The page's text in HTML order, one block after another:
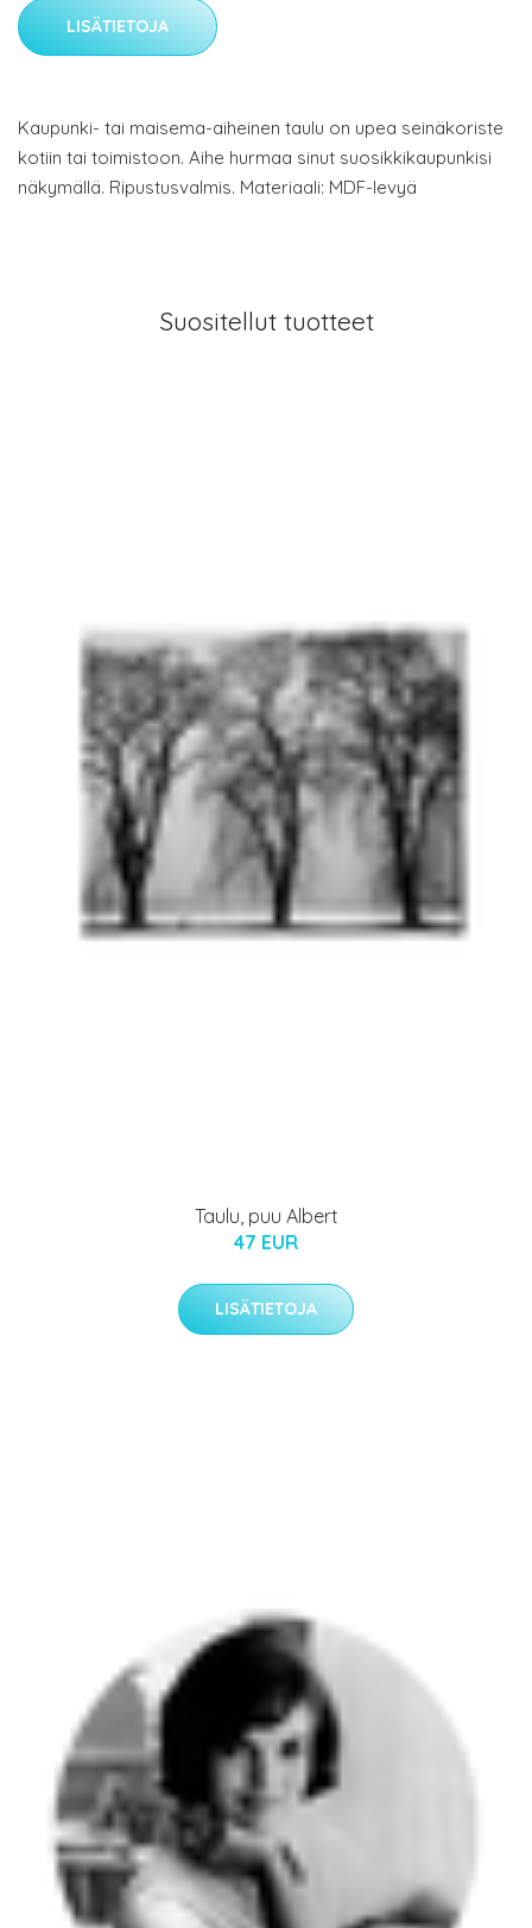
LISÄTIETOJA
Kaupunki- tai maisema-aiheinen taulu on upea seinäkoriste
kotiin tai toimistoon. Aihe hurmaa sinut suosikkikaupunkisi
näkymällä. Ripustusvalmis. Materiaali: MDF-levyä
Suositellut tuotteet
Taulu, puu Albert
47 EUR
LISÄTIETOJA